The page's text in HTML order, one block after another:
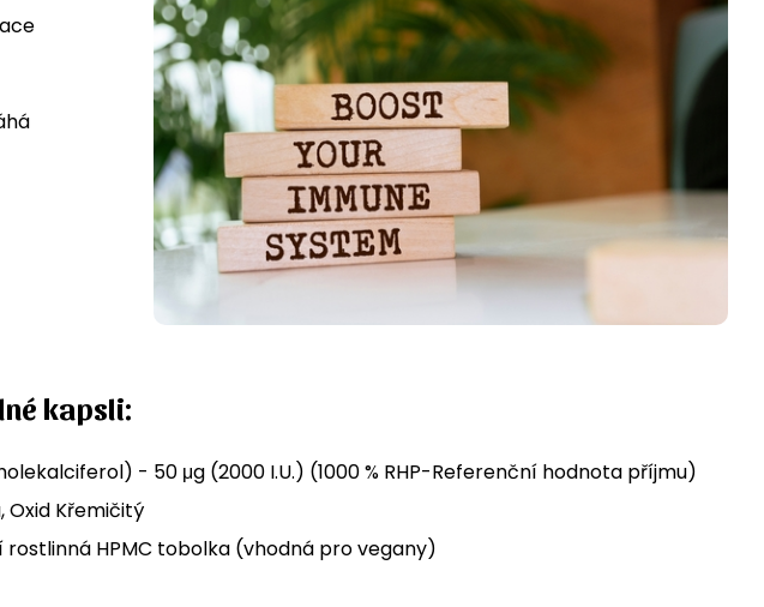
kapsli:
- 50 μg (2000 I.U.) (1000 % RHP-Referenční hodnota příjmu)
Oxid Křemičitý
HPMC tobolka (vhodná pro vegany)